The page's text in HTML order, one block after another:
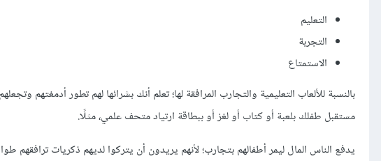
التعليم
التجربة
الاستمتاع
بالنسبة للألعاب التعليمية والتجارب المرافقة لها؛ تعلم أنك بشرائها لهم تطور أدمغتهم
مستقبل طفلك بلعبة أو كتاب أو لغز أو ببطاقة ارتياد متحف علمي، مثلًا.
يدفع الناس المال ليمر أطفالهم بتجارب؛ لأنهم يريدون أن يتركوا لديهم ذكريات ترافقهم